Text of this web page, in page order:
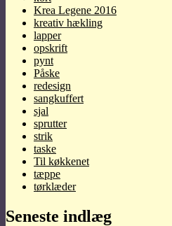
Krea Legene 2016
kreativ hækling
lapper
opskrift
pynt
Påske
redesign
sangkuffert
sjal
sprutter
strik
taske
Til køkkenet
tæppe
tørklæder
Seneste indlæg